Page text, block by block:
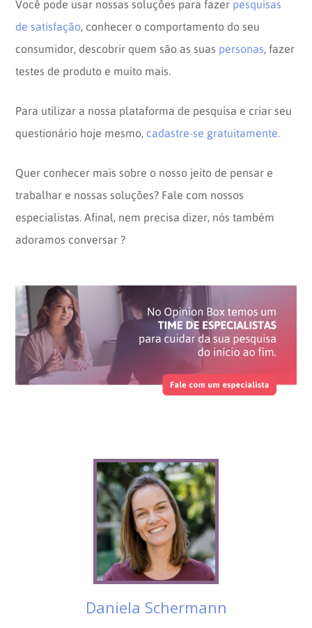
Você pode usar nossas soluções para fazer pesquisas
de satisfação, conhecer o comportamento do seu
consumidor, descobrir quem são as suas personas, fazer
testes de produto e muito mais.
Para utilizar a nossa plataforma de pesquisa e criar seu
questionário hoje mesmo, cadastre-se gratuitamente.
Quer conhecer mais sobre o nosso jeito de pensar e
trabalhar e nossas soluções? Fale com nossos
especialistas. Afinal, nem precisa dizer, nós também
adoramos conversar ?
Daniela Schermann